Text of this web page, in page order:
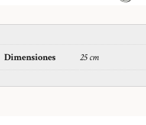
Dimensiones
25 cm